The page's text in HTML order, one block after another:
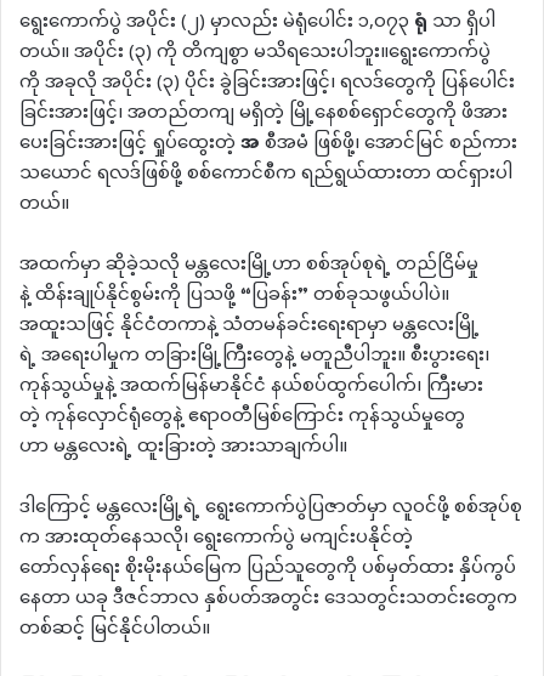
ရွေးကောက်ပွဲ အပိုင်း (၂) မှာလည်း မဲရုံပေါင်း ၁,၀၇၃ရုံသာ ရှိပါ
တယ်။ အပိုင်း (၃) ကို တိကျစွာ မသိရသေးပါဘူး။ရွေးကောက်ပွဲ
ကို အခုလို အပိုင်း (၃) ပိုင်း ခွဲခြင်းအားဖြင့်၊ ရလဒ်တွေကို ပြန်ပေါင်း
ခြင်းအားဖြင့်၊ အတည်တကျ မရှိတဲ့ မြို့နေစစ်ရှောင်တွေကို ဖိအား
ပေးခြင်းအားဖြင့် ရှုပ်ထွေးတဲ့အစီအမံ ဖြစ်ဖို့၊ အောင်မြင် စည်ကား
သယောင် ရလဒ်ဖြစ်ဖို့ စစ်ကောင်စီက ရည်ရွယ်ထားတာ ထင်ရှားပါ
တယ်။
အထက်မှာ ဆိုခဲ့သလို မန္တလေးမြို့ဟာ စစ်အုပ်စုရဲ့ တည်ငြိမ်မှု
နဲ့ ထိန်းချုပ်နိုင်စွမ်းကို ပြသဖို့ “ပြခန်း” တစ်ခုသဖွယ်ပါပဲ။
အထူးသဖြင့် နိုင်ငံတကာနဲ့ သံတမန်ခင်းရေးရာမှာ မန္တလေးမြို့
ရဲ့ အရေးပါမှုက တခြားမြို့ကြီးတွေနဲ့ မတူညီပါဘူး။ စီးပွားရေး၊
ကုန်သွယ်မှုနဲ့ အထက်မြန်မာနိုင်ငံ နယ်စပ်ထွက်ပေါက်၊ ကြီးမား
တဲ့ ကုန်လှောင်ရုံတွေနဲ့ ဧရာဝတီမြစ်ကြောင်း ကုန်သွယ်မှုတွေ
ဟာ မန္တလေးရဲ့ ထူးခြားတဲ့ အားသာချက်ပါ။
ဒါကြောင့် မန္တလေးမြို့ရဲ့ ရွေးကောက်ပွဲပြဇာတ်မှာ လူဝင်ဖို့ စစ်အုပ်စု
က အားထုတ်နေသလို၊ ရွေးကောက်ပွဲ မကျင်းပနိုင်တဲ့
တော်လှန်ရေး စိုးမိုးနယ်မြေက ပြည်သူတွေကို ပစ်မှတ်ထား နှိပ်ကွပ်
နေတာ ယခု ဒီဇင်ဘာလ နှစ်ပတ်အတွင်း ဒေသတွင်းသတင်းတွေက
တစ်ဆင့် မြင်နိုင်ပါတယ်။